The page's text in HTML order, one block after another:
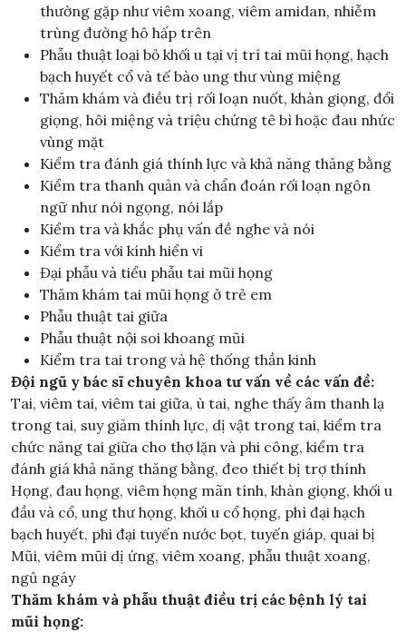
thường gặp như viêm xoang, viêm amidan, nhiễm
trùng đường hô hấp trên
Phẫu thuật loại bỏ khối u tại vị trí tai mũi họng, hạch
bạch huyết cổ và tế bào ung thư vùng miệng
Thăm khám và điều trị rối loạn nuốt, khàn giọng, đổi
giọng, hôi miệng và triệu chứng tê bì hoặc đau nhức
vùng mặt
Kiểm tra đánh giá thính lực và khả năng thăng bằng
Kiểm tra thanh quản và chẩn đoán rối loạn ngôn
ngữ như nói ngọng, nói lắp
Kiểm tra và khắc phụ vấn đề nghe và nói
Kiểm tra với kính hiển vi
Đại phẫu và tiểu phẫu tai mũi họng
Thăm khám tai mũi họng ở trẻ em
Phẫu thuật tai giữa
Phẫu thuật nội soi khoang mũi
Kiểm tra tai trong và hệ thống thần kinh
Đội ngũ y bác sĩ chuyên khoa tư vấn về các vấn đề:
Tai, viêm tai, viêm tai giữa, ù tai, nghe thấy âm thanh lạ
trong tai, suy giảm thính lực, dị vật trong tai, kiểm tra
chức năng tai giữa cho thợ lặn và phi công, kiểm tra
đánh giá khả năng thăng bằng, đeo thiết bị trợ thính
Họng, đau họng, viêm họng mãn tính, khàn giọng, khối u
đầu và cổ, ung thư họng, khối u cổ họng, phì đại hạch
bạch huyết, phi đại tuyến nước bọt, tuyến giáp, quai bị
Mũi, viêm mũi dị ứng, viêm xoang, phẫu thuật xoang,
ngủ ngáy
Thăm khám và phẫu thuật điều trị các bệnh lý tai
mũi họng: